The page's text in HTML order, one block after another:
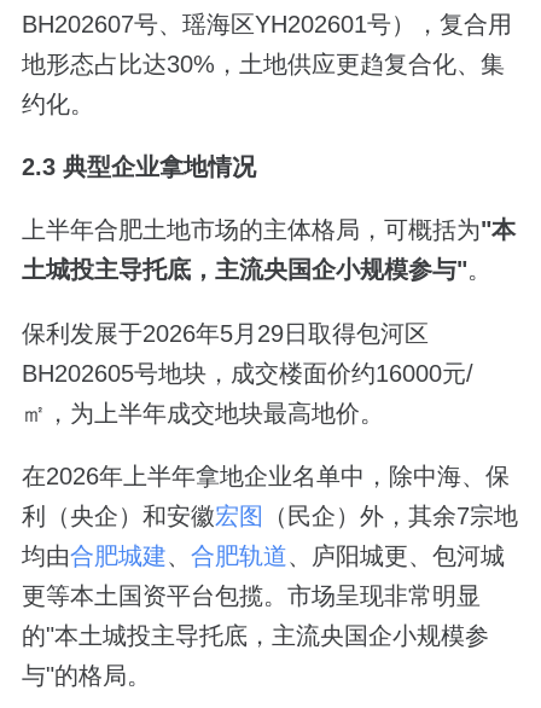
BH202607号、瑶海区YH202601号），复合用
地形态占比达30%，土地供应更趋复合化、集
约化。
2.3 典型企业拿地情况
上半年合肥土地市场的主体格局，可概括为"本
土城投主导托底，主流央国企小规模参与"。
保利发展于2026年5月29日取得包河区
BH202605号地块，成交楼面价约16000元/
㎡，为上半年成交地块最高地价。
在2026年上半年拿地企业名单中，除中海、保
利（央企）和安徽宏图
（民企）外，其余7宗地
均由合肥城建、 合肥轨道、庐阳城更、包河城
更等本土国资平台包揽。市场呈现非常明显
的"本土城投主导托底，主流央国企小规模参
与"的格局。